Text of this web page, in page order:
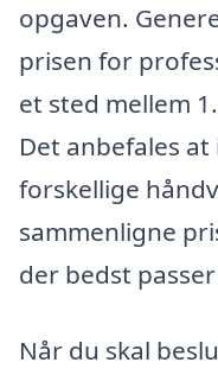
opgaven.
prisen for
et sted mellem
Det anbefales
forskellige
sammenligne
der bedst
Når du skal